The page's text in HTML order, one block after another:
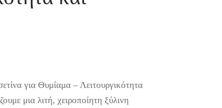
για Θυμίαμα – Λειτουργικότητα
μια λιτή, χειροποίητη ξύλινη